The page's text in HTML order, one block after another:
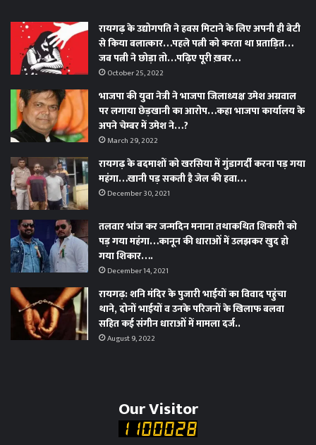
रायगढ़ के उद्योगपति ने हवस मिटाने के लिए अपनी ही बेटी
से किया बलात्कार…पहले पत्नी को करता था प्रताड़ित…
जब पत्नी ने छोड़ा तो…पढ़िए पूरी ख़बर…
October 25, 2022
भाजपा की युवा नेत्री ने भाजपा जिलाध्यक्ष उमेश अग्रवाल
पर लगाया छेड़खानी का आरोप…कहा भाजपा कार्यालय के
अपने चेम्बर में उमेश ने…?
March 29, 2022
रायगढ़ के बदमाशों को खरसिया में गुंडागर्दी करना पड़ गया
महंगा…खानी पड़ सकती है जेल की हवा…
December 30, 2021
तलवार भांज कर जन्मदिन मनाना तथाकथित शिकारी को
पड़ गया महंगा…कानून की धाराओं में उलझकर खुद हो
गया शिकार….
December 14, 2021
रायगढ़: शनि मंदिर के पुजारी भाईयों का विवाद पहुंचा
थाने, दोनों भाईयों व उनके परिजनों के खिलाफ बलवा
सहित कई संगीन धाराओं में मामला दर्ज..
August 9, 2022
Our Visitor